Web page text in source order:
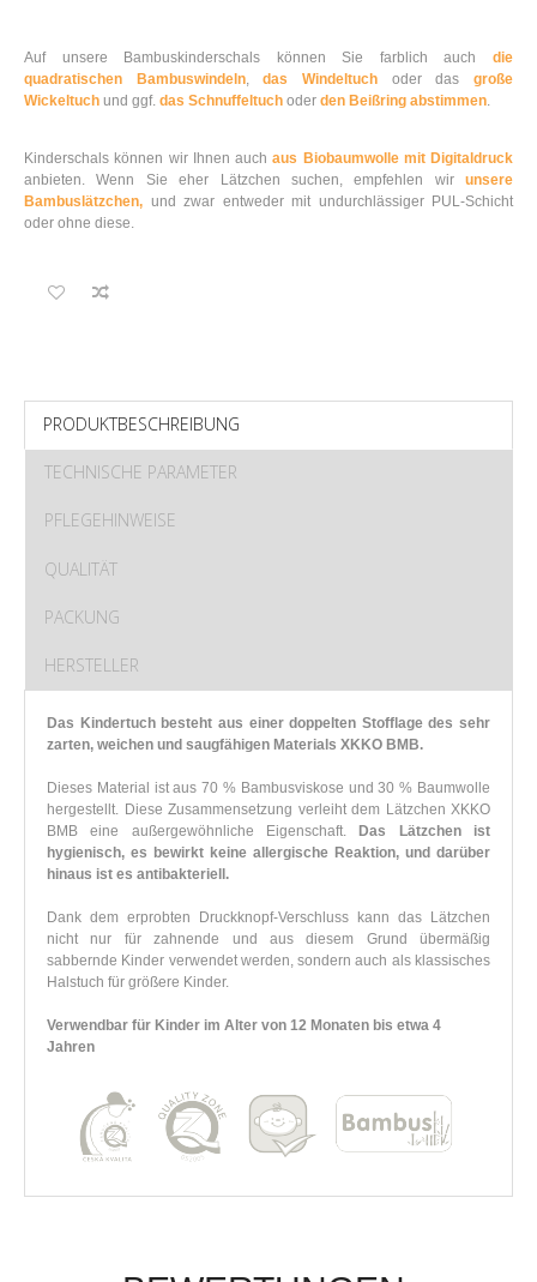
Auf unsere Bambuskinderschals können Sie farblich auch die
quadratischen Bambuswindeln,das Windeltuch oder dasgroße
Wickeltuch und ggf. das Schnuffeltuch oder den Beißring abstimmen.
Kinderschals können wir Ihnen auchaus Biobaumwolle mit Digitaldruck
anbieten. Wenn Sie eher Lätzchen suchen, empfehlen wir unsere
Bambuslätzchen, und zwar entweder mit undurchlässiger PUL-Schicht
oder ohne diese.
PRODUKTBESCHREIBUNG
TECHNISCHE PARAMETER
PFLEGEHINWEISE
QUALITÄT
PACKUNG
HERSTELLER
Das Kindertuch besteht aus einer doppelten Stofflage des sehr
zarten, weichen und saugfähigen Materials XKKO BMB.
Dieses Material ist aus 70 % Bambusviskose und 30 % Baumwolle
hergestellt. Diese Zusammensetzung verleiht dem Lätzchen XKKO
BMB eine außergewöhnliche Eigenschaft.
Das Lätzchen ist
hygienisch, es bewirkt keine allergische Reaktion, und darüber
hinaus ist es antibakteriell.
Dank dem erprobten Druckknopf-Verschluss kann das Lätzchen
nicht nur für zahnende und aus diesem Grund übermäßig
sabbernde Kinder verwendet werden, sondern auch als klassisches
Halstuch für größere Kinder.
Verwendbar für Kinder im Alter von 12 Monaten bis etwa 4
Jahren